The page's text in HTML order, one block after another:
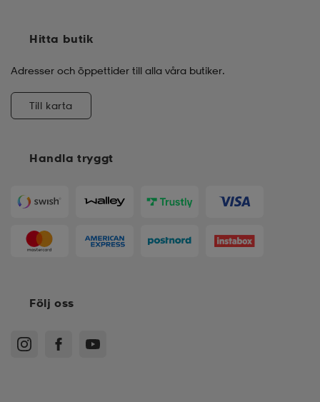
Handla tryggt
Hitta butik
Adresser och öppettider till alla våra butiker.
Till karta
Följ oss